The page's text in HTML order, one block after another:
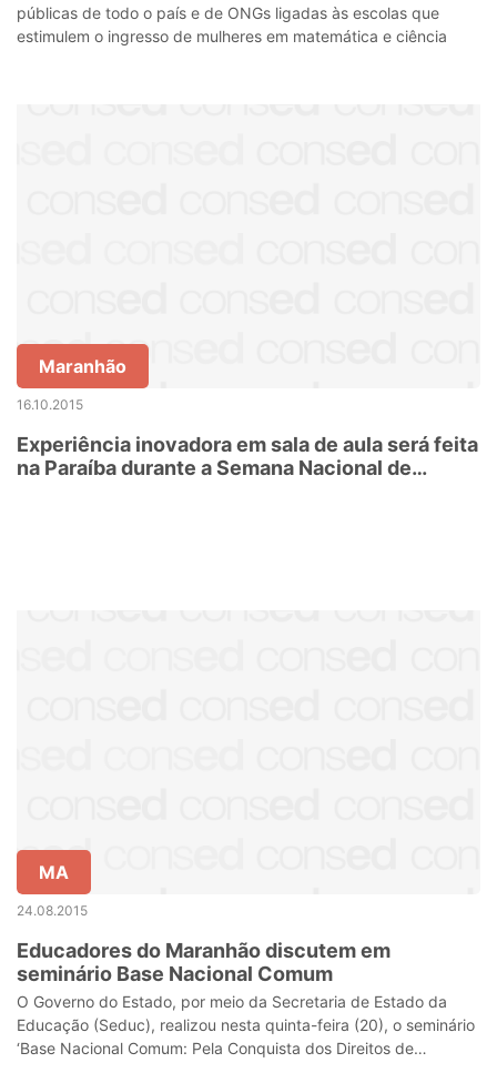
públicas de todo o país e de ONGs ligadas às escolas que
estimulem o ingresso de mulheres em matemática e ciência
Maranhão
16.10.2015
Experiência inovadora em sala de aula será feita
na Paraíba durante a Semana Nacional de
MA
24.08.2015
Educadores do Maranhão discutem em
seminário Base Nacional Comum
O Governo do Estado, por meio da Secretaria de Estado da
Educação (Seduc), realizou nesta quinta-feira (20), o seminário
‘Base Nacional Comum: Pela Conquista dos Direitos de